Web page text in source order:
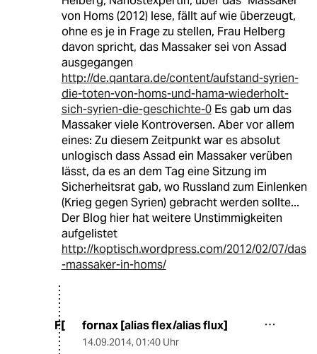
von Homs (2012) lese, fällt auf wie überzeugt,
ohne es je in Frage zu stellen, Frau Helberg
davon spricht, das Massaker sei von Assad
ausgegangen
http://de.qantara.de/content/aufstand-syrien-
die-toten-von-homs-und-hama-wiederholt-
sich-syrien-die-geschichte-0Es gab um das
Massaker viele Kontroversen. Aber vor allem
eines: Zu diesem Zeitpunkt war es absolut
unlogisch dass Assad ein Massaker verüben
lässt, da es an dem Tag eine Sitzung im
Sicherheitsrat gab, wo Russland zum Einlenken
(Krieg gegen Syrien) gebracht werden sollte...
Der Blog hier hat weitere Unstimmigkeiten
aufgelistet
http://koptisch.wordpress.com/2012/02/07/das
-massaker-in-homs/
F[ fornax [alias flex/alias flux]
14.09.2014, 01:40 Uhr